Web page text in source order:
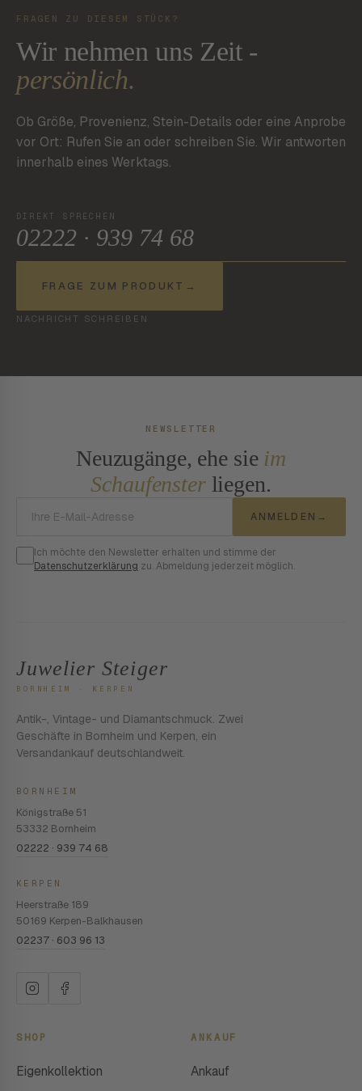
FRAGEN ZU DIESEM STÜCK?
Wir nehmen uns Zeit -
persönlich.
Ob Größe, Provenienz, Stein-Details oder eine Anprobe
vor Ort: Rufen Sie an oder schreiben Sie. Wir antworten
innerhalb eines Werktags.
DIREKT SPRECHEN
02222 · 939 74 68
FRAGE ZUM PRODUKT →
NACHRICHT SCHREIBEN
NEWSLETTER
Neuzugänge, ehe sie im
Schaufensterliegen.
ANMELDEN →
Ich möchte den Newsletter erhalten und stimme der
Datenschutzerklärung zu. Abmeldung jederzeit möglich.
Juwelier Steiger
BORNHEIM · KERPEN
Antik-, Vintage- und Diamantschmuck. Zwei
Geschäfte in Bornheim und Kerpen, ein
Versandankauf deutschlandweit.
BORNHEIM
Königstraße 51
53332 Bornheim
02222 · 939 74 68
KERPEN
Heerstraße 189
50169 Kerpen-Balkhausen
02237 · 603 96 13
SHOP
Eigenkollektion
ANKAUF
Ankauf